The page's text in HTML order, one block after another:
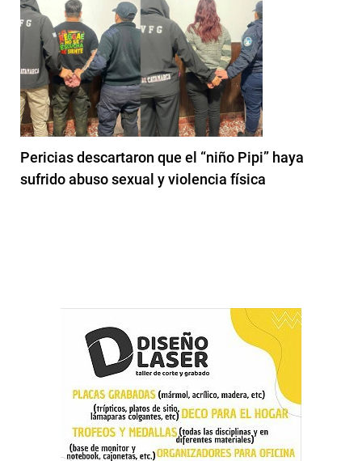
Pericias descartaron que el “niño Pipi” haya
sufrido abuso sexual y violencia física